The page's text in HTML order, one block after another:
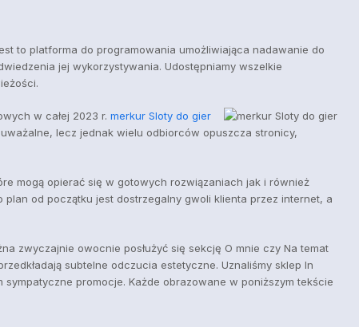
to platforma do programowania umożliwiająca nadawanie do
jej wykorzystywania. Udostępniamy wszelkie
w całej 2023 r. merkur Sloty do gier
lecz jednak wielu odbiorców opuszcza stronicy,
mogą opierać się w gotowych rozwiązaniach jak i również
od początku jest dostrzegalny gwoli klienta przez internet, a
zwyczajnie owocnie posłużyć się sekcję O mnie czy Na temat
subtelne odczucia estetyczne. Uznaliśmy sklep In
promocje. Każde obrazowane w poniższym tekście